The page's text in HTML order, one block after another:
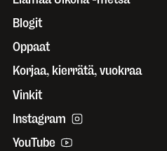
Blogit
Oppaat
Korjaa, kierrätä, vuokraa
Vinkit
Instagram
YouTube